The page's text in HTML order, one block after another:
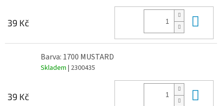
39 Kč
Barva: 1700 MUSTARD
Skladem | 2300435
39 Kč